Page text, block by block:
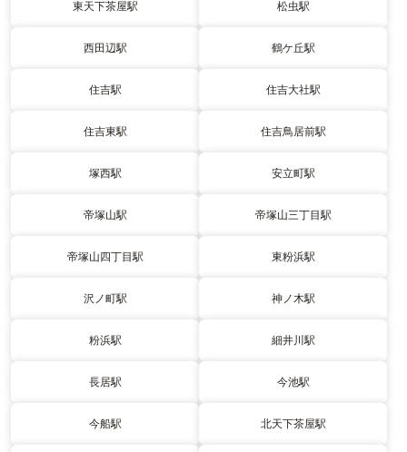
東天下茶屋駅 松虫駅
西田辺駅 鶴ケ丘駅
住吉駅 住吉大社駅
住吉東駅 住吉鳥居前駅
塚西駅 安立町駅
帝塚山駅 帝塚山三丁目駅
帝塚山四丁目駅 東粉浜駅
沢ノ町駅 神ノ木駅
粉浜駅 細井川駅
長居駅 今池駅
今船駅 北天下茶屋駅